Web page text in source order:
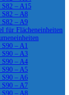
– A15
– A8
– A9
für Flächeneinheiten
– A1
– A3
– A4
– A5
– A6
– A7
– A8